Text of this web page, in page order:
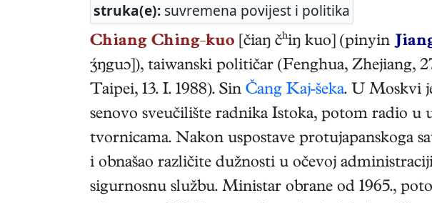
struka(e): suvremena povijest i politika
Chiang Ching-kuo [čiaŋ čʰiŋ kuo] (pinyin
ŋguɔ]), taiwanski političar (Fenghua, Zhejiang,
Taipei, 13. I. 1988). Sin Čang Kaj-šeka. U Moskvi
senovo sveučilište radnika Istoka, potom radio u
tvornicama. Nakon uspostave protujapanskoga
i obnašao različite dužnosti u očevoj
sigurnosnu službu. Ministar obrane od 1965.,